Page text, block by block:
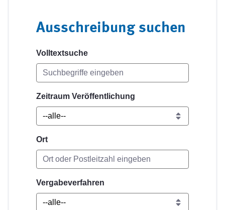
Ausschreibung suchen
Volltextsuche
Zeitraum Veröffentlichung
Ort
Vergabeverfahren